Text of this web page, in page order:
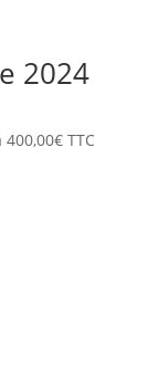
2024
400,00€ TTC